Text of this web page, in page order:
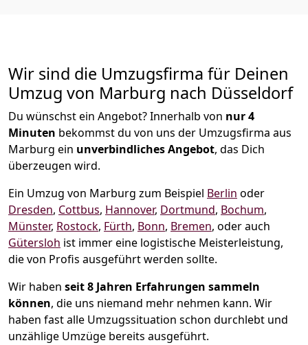
Wir sind die Umzugsfirma für Deinen
Umzug von Marburg nach Düsseldorf
Du wünschst ein Angebot? Innerhalb von nur 4
Minuten bekommst du von uns der Umzugsfirma aus
Marburg ein unverbindliches Angebot, das Dich
überzeugen wird.
Ein Umzug von Marburg zum Beispiel Berlin oder
Dresden, Cottbus, Hannover, Dortmund, Bochum,
Münster, Rostock, Fürth, Bonn, Bremen, oder auch
Gütersloh ist immer eine logistische Meisterleistung,
die von Profis ausgeführt werden sollte.
Wir haben seit8 Jahren Erfahrungen sammeln
können, die uns niemand mehr nehmen kann. Wir
haben fast alle Umzugssituation schon durchlebt und
unzählige Umzüge bereits ausgeführt.